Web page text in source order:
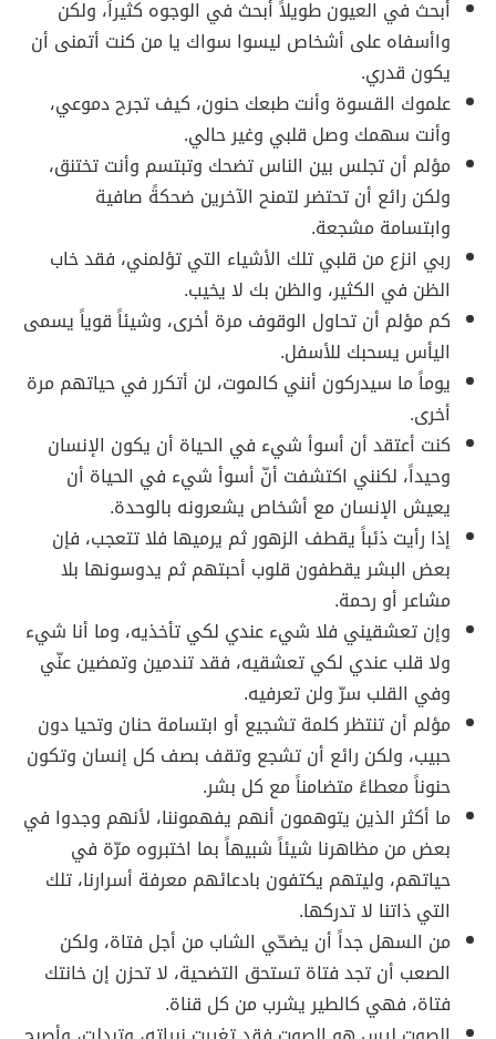
أبحث في العيون طويلاً أبحث في الوجوه كثيراً، ولكن
واأسفاه على أشخاص ليسوا سواك يا من كنت أتمنى أن
يكون قدري.
علموك القسوة وأنت طبعك حنون، كيف تجرح دموعي،
وأنت سهمك وصل قلبي وغير حالي.
مؤلم أن تجلس بين الناس تضحك وتبتسم وأنت تختنق،
ولكن رائع أن تحتضر لتمنح الآخرين ضحكةً صافية
وابتسامة مشجعة.
ربي انزع من قلبي تلك الأشياء التي تؤلمني، فقد خاب
الظن في الكثير، والظن بك لا يخيب.
كم مؤلم أن تحاول الوقوف مرة أخرى، وشيئاً قوياً يسمى
اليأس يسحبك للأسفل.
يوماً ما سيدركون أنني كالموت، لن أتكرر في حياتهم مرة
أخرى.
كنت أعتقد أن أسوأ شيء في الحياة أن يكون الإنسان
وحيداً، لكنني اكتشفت أنّ أسوأ شيء في الحياة أن
يعيش الإنسان مع أشخاص يشعرونه بالوحدة.
إذا رأيت ذئباً يقطف الزهور ثم يرميها فلا تتعجب، فإن
بعض البشر يقطفون قلوب أحبتهم ثم يدوسونها بلا
مشاعر أو رحمة.
وإن تعشقيني فلا شيء عندي لكي تأخذيه، وما أنا شيء
ولا قلب عندي لكي تعشقيه، فقد تندمين وتمضين عنّي
وفي القلب سرّ ولن تعرفيه.
مؤلم أن تنتظر كلمة تشجيع أو ابتسامة حنان وتحيا دون
حبيب، ولكن رائع أن تشجع وتقف بصف كل إنسان وتكون
حنوناً معطاءً متضامناً مع كل بشر.
ما أكثر الذين يتوهمون أنهم يفهموننا، لأنهم وجدوا في
بعض من مظاهرنا شيئاً شبيهاً بما اختبروه مرّة في
حياتهم، وليتهم يكتفون بادعائهم معرفة أسرارنا، تلك
التي ذاتنا لا تدركها.
من السهل جداً أن يضحّي الشاب من أجل فتاة، ولكن
الصعب أن تجد فتاة تستحق التضحية، لا تحزن إن خانتك
فتاة، فهي كالطير يشرب من كل قناة.